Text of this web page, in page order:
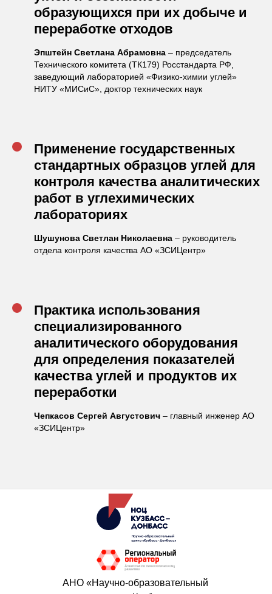
образующихся при их добыче и
переработке отходов
Эпштейн Светлана Абрамовна – председатель
Технического комитета (ТК179) Росстандарта РФ,
заведующий лабораторией «Физико-химии углей»
НИТУ «МИСиС», доктор технических наук
Применение государственных
стандартных образцов углей для
контроля качества аналитических
работ в углехимических
лабораториях
Шушунова Светлан Николаевна – руководитель
отдела контроля качества АО «ЗСИЦентр»
Практика использования
специализированного
аналитического оборудования
для определения показателей
качества углей и продуктов их
переработки
Чепкасов Сергей Августович – главный инженер АО
«ЗСИЦентр»
АНО «Научно-образовательный